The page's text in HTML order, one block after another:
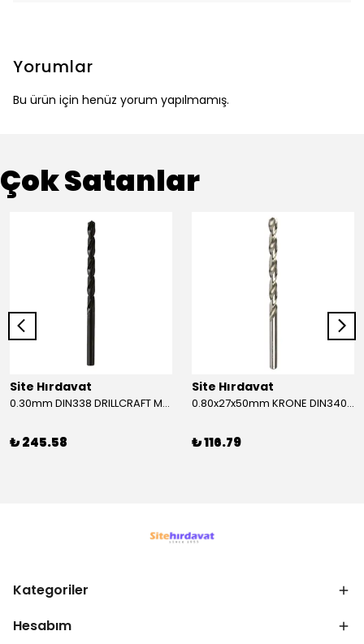
Yorumlar
Bu ürün için henüz yorum yapılmamış.
Çok Satanlar
Site Hırdavat
0.30mm DIN338 DRILLCRAFT MATKAP UCU HSS 10 Adet
₺ 245.58
Site Hırdavat
0.80x27x50mm KRONE DIN340 UZUN MATKAP UCU HSS 10 Adet
₺ 116.79
Kategoriler
Hesabım